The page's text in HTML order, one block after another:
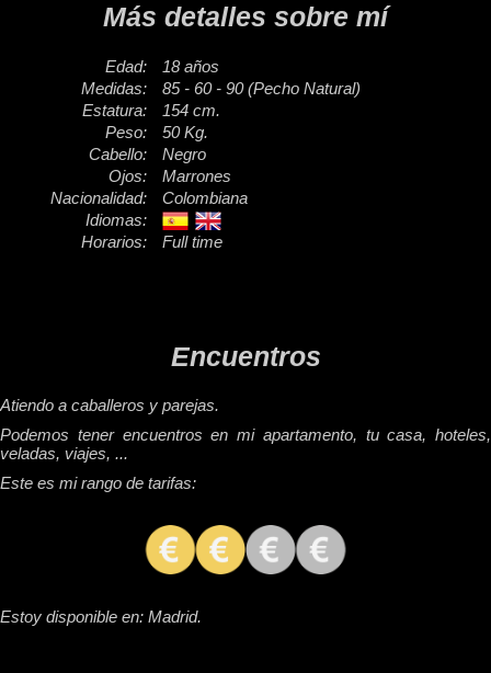
Más detalles sobre mí
Edad:
18 años
Medidas:
85 - 60 - 90 (Pecho Natural)
Estatura:
154 cm.
Peso:
50 Kg.
Cabello:
Negro
Ojos:
Marrones
Nacionalidad:
Colombiana
Idiomas:
Horarios:
Full time
Encuentros
Atiendo a caballeros y parejas.
Podemos tener encuentros en mi apartamento, tu casa, hoteles,
veladas, viajes, ...
Este es mi rango de tarifas:
Estoy disponible en: Madrid.